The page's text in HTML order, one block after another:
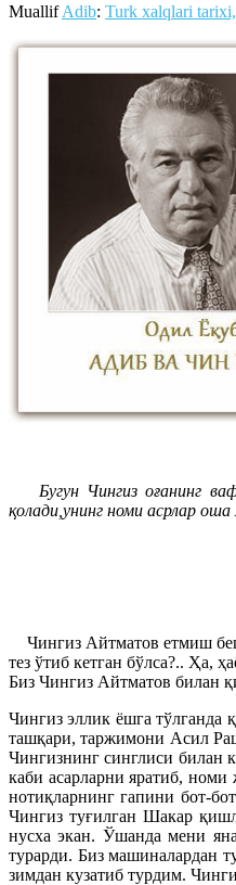
MuallifAdib: Turk xalqlari
Бугун Чингиз оғанинг
қолади,унинг номи асрлар
Чингиз Айтматов етмиш
тез ўтиб кетган бўлса?.. Ҳа,
Биз Чингиз Айтматов билан
Чингиз эллик ёшга тўлганда
ташқари, таржимони Асил
Чингизнинг синглиси билан
каби асарларни яратиб,
нотиқларнинг гапини бот-
Чингиз туғилган Шакар
нусха экан. Ўшанда мени
турарди. Биз машиналардан
зимдан кузатиб турдим.